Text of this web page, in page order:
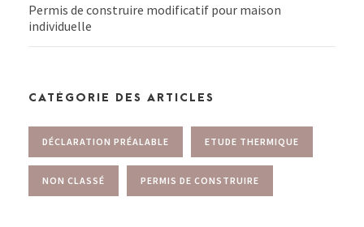
Permis de construire modificatif pour maison
individuelle
CATÉGORIE DES ARTICLES
DÉCLARATION PRÉALABLE ETUDE THERMIQUE
NON CLASSÉ PERMIS DE CONSTRUIRE